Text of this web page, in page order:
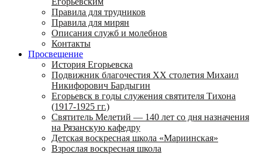
Правила для трудников
Правила для мирян
Описания служб и молебнов
Контакты
Просвещение
История Егорьевска
Подвижник благочестия ХХ столетия Михаил
Никифорович Бардыгин
Егорьевск в годы служения святителя Тихона
(1917-1925 гг.)
Святитель Мелетий — 140 лет со дня назначения
на Рязанскую кафедру
Детская воскресная школа «Мариинская»
Взрослая воскресная школа